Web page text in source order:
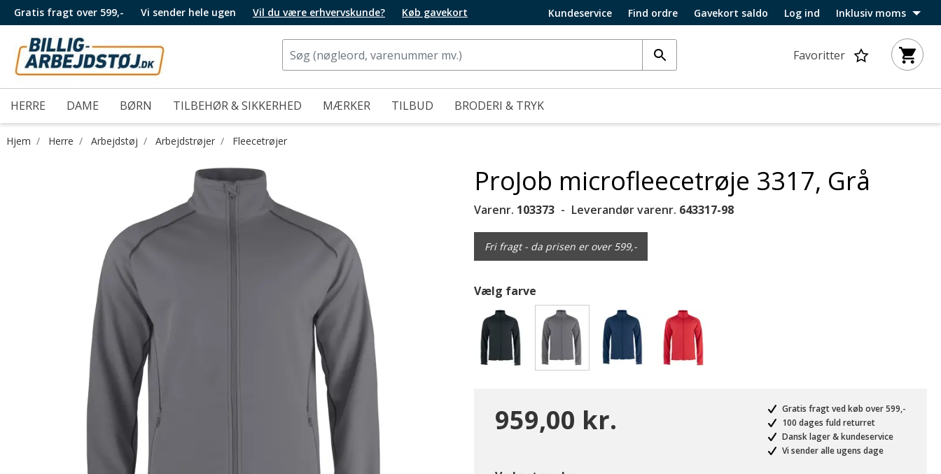
Gratis fragt over 599,- Vi sender hele ugen Vil du være erhvervskunde? Køb gavekort Kundeservice Find ordre Gavekort saldo Log ind Inklusiv moms
Favoritter
HERRE DAME BØRN TILBEHØR & SIKKERHED MÆRKER TILBUD BRODERI & TRYK
Hjem Herre Arbejdstøj Arbejdstrøjer Fleecetrøjer
ProJob microfleecetrøje 3317, Grå
Varenr. 103373 Leverandør varenr. 643317-98
Fri fragt - da prisen er over 599,-
Vælg farve
959,00 kr.
Gratis fragt ved køb over 599,-
100 dages fuld returret
Dansk lager & kundeservice
Vi sender alle ugens dage